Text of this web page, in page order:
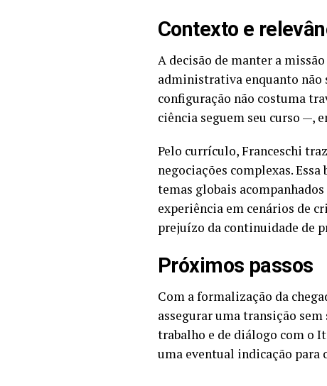
Contexto e
A decisão de manter a
administrativa enquanto não
configuração não costuma
ciência seguem seu curso —,
Pelo currículo, Franceschi
negociações complexas.
temas globais
experiência em cenários de
prejuízo da continuidade de
Próximos passos
Com a formalização da
assegurar uma transição
trabalho e de diálogo com o
uma eventual indicação para